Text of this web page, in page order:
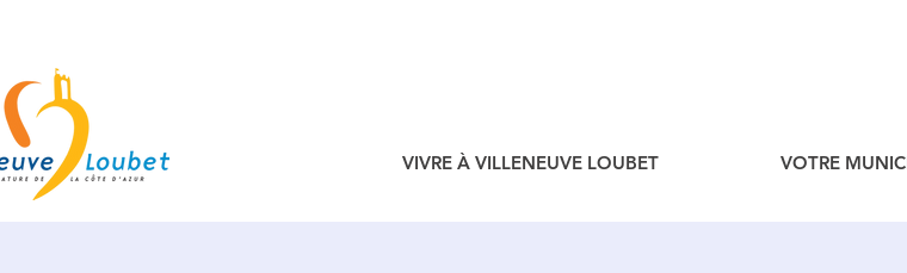
VIVRE À VILLENEUVE LOUBET VOTRE